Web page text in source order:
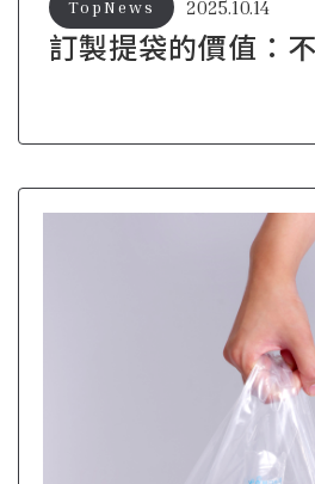
訂製提袋的價值：
2025.10.14
TopNews